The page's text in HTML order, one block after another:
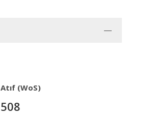
Atıf (WoS)
508